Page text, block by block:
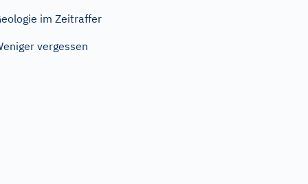
im Zeitraffer
vergessen